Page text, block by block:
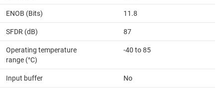
ENOB (Bits) 11.8
SFDR (dB) 87
Operating temperature
range (°C)
-40 to 85
Input buffer No